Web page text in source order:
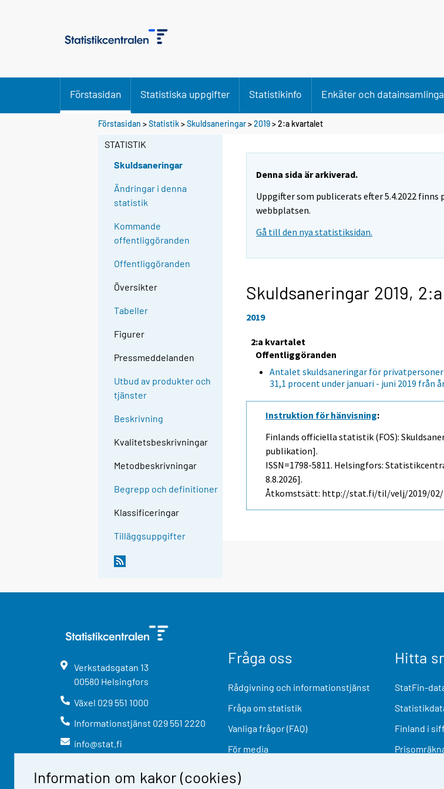
Information om kakor (cookies)
Förstasidan Statistiska uppgifter Statistikinfo Enkäter och
Förstasidan >Statistik>Skuldsaneringar>2019>2:a kvartalet
STATISTIK
Skuldsaneringar
Ändringar i denna
statistik
Kommande
offentliggöranden
Offentliggöranden
Översikter
Tabeller
Figurer
Pressmeddelanden
Utbud av produkter och
tjänster
Beskrivning
Kvalitetsbeskrivningar
Metodbeskrivningar
Begrepp och definitioner
Klassificeringar
Tilläggsuppgifter
Denna sida är arkiverad.
Uppgifter som publicerats efter 5.4.2022 finns
webbplatsen.
Gå till den nya statistiksidan.
Skuldsaneringar 2019,
2019
2:a kvartalet
Offentliggöranden
Antalet skuldsaneringar för privatpersoner
31,1 procent under januari - juni 2019 från
Instruktion för hänvisning:
Finlands officiella statistik (FOS):
publikation].
ISSN=1798-5811. Helsingfors:
8.8.2026].
Åtkomstsätt: http://stat.fi/til/velj/2019/02/
Verkstadsgatan 13
00580 Helsingfors
Växel 029 551 1000
Informationstjänst 029 551 2220
info@stat.fi
Fråga oss
Rådgivning och informationstjänst
Fråga om statistik
Vanliga frågor (FAQ)
För media
Hitta
StatFin-
Finland i